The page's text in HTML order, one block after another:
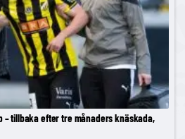
– tillbaka efter tre månaders knäskada,